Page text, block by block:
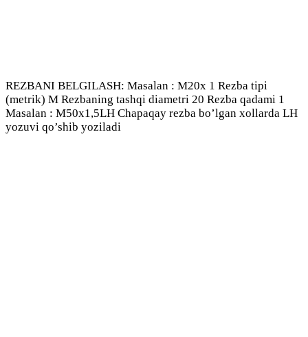
REZBANI BELGILASH: Masalan : М20х 1 Rezba tipi
(metrik) М Rezbaning tashqi diametri 20 Rezba qadami 1
Masalan : М50х1,5LH Chapaqay rezba bo’lgan xollarda LH
yozuvi qo’shib yoziladi